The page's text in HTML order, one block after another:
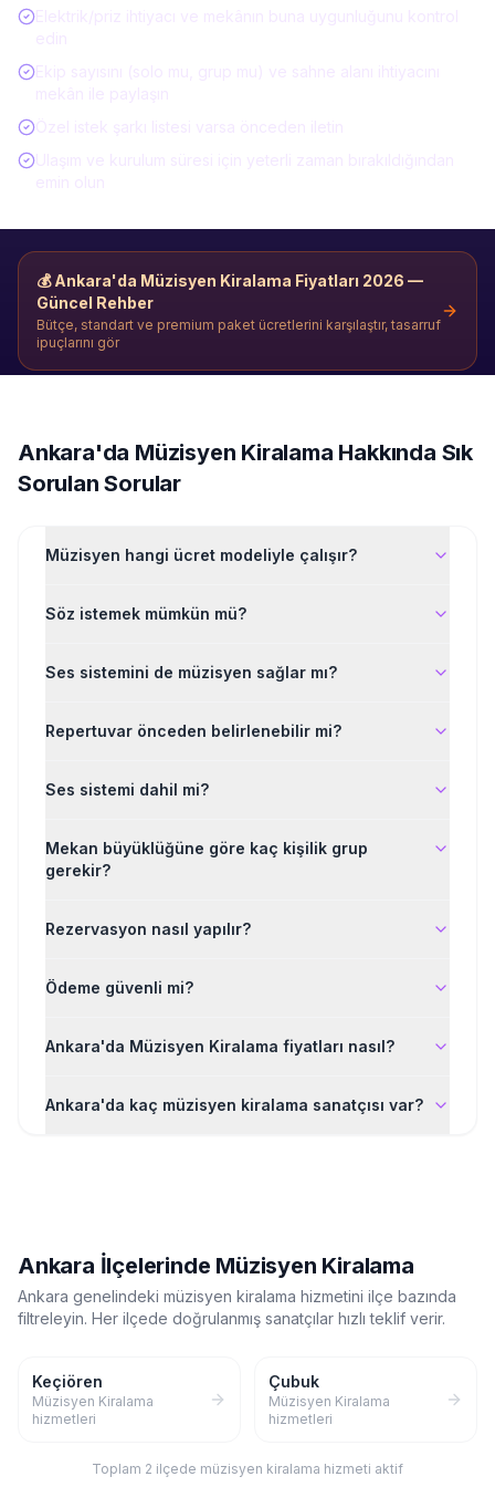
💰Ankara'da Müzisyen Kiralama Fiyatları 2026 —
Güncel Rehber
Bütçe, standart ve premium paket ücretlerini karşılaştır, tasarruf
ipuçlarını gör
Ankara'da Müzisyen Kiralama Hakkında Sık
Sorulan Sorular
Müzisyen hangi ücret modeliyle çalışır?
Söz istemek mümkün mü?
Ses sistemini de müzisyen sağlar mı?
Repertuvar önceden belirlenebilir mi?
Ses sistemi dahil mi?
Mekan büyüklüğüne göre kaç kişilik grup
gerekir?
Rezervasyon nasıl yapılır?
Ödeme güvenli mi?
Ankara'da Müzisyen Kiralama fiyatları nasıl?
Ankara'da kaç müzisyen kiralama sanatçısı var?
Ankara İlçelerinde Müzisyen Kiralama
Ankara genelindeki müzisyen kiralama hizmetini ilçe bazında
filtreleyin. Her ilçede doğrulanmış sanatçılar hızlı teklif verir.
Keçiören
Müzisyen Kiralama
hizmetleri
Çubuk
Müzisyen Kiralama
hizmetleri
Toplam 2 ilçede müzisyen kiralama hizmeti aktif